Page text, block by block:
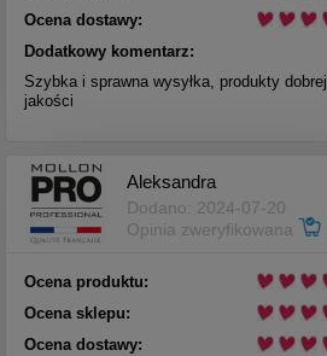
Ocena dostawy:
Dodatkowy komentarz:
Szybka i sprawna wysyłka, produkty dobrej
jakości
Aleksandra
Dodano: 2024-07-20
Opinia zweryfikowana
Ocena produktu:
Ocena sklepu:
Ocena dostawy: